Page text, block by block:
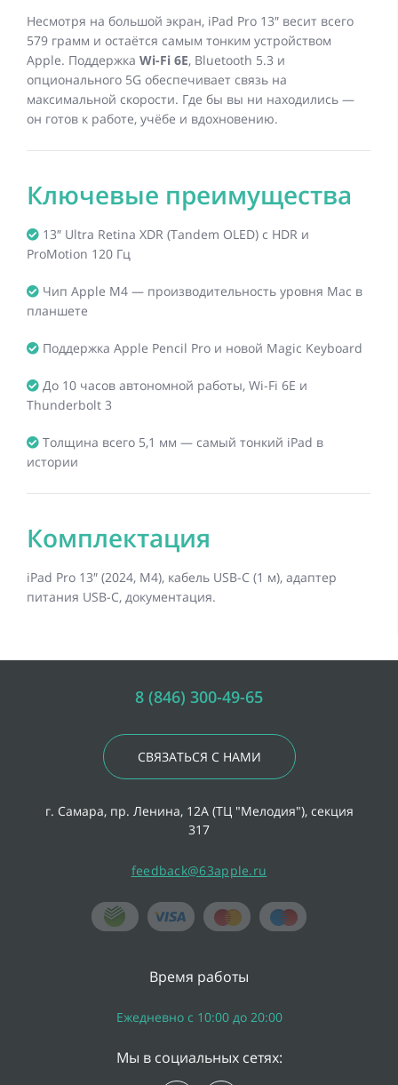
Несмотря на большой экран, iPad Pro 13″ весит всего
579 грамм и остаётся самым тонким устройством
Apple. Поддержка Wi-Fi 6E, Bluetooth 5.3 и
опционального 5G обеспечивает связь на
максимальной скорости. Где бы вы ни находились —
он готов к работе, учёбе и вдохновению.
Ключевые преимущества
13″ Ultra Retina XDR (Tandem OLED) с HDR и
ProMotion 120 Гц
Чип Apple M4 — производительность уровня Mac в
планшете
Поддержка Apple Pencil Pro и новой Magic Keyboard
До 10 часов автономной работы, Wi-Fi 6E и
Thunderbolt 3
Толщина всего 5,1 мм — самый тонкий iPad в
истории
Комплектация
iPad Pro 13″ (2024, M4), кабель USB-C (1 м), адаптер
питания USB-C, документация.
8 (846) 300-49-65
СВЯЗАТЬСЯ С НАМИ
г. Самара, пр. Ленина, 12А (ТЦ "Мелодия"), секция
317
feedback@63apple.ru
Время работы
Ежедневно с 10:00 до 20:00
Мы в социальных сетях: